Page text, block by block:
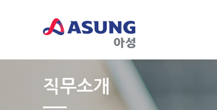
직무소개